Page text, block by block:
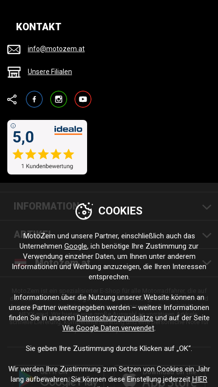
KONTAKT
info@motozem.at
Unsere Filialen
FacebookInstagramYouTube
INFORMATION
ARTIKEL
Motozem.at
der Suche nach hochwertiger Motorradbekleidung, Zubehör, Teilen und
Accessoires von bewährten Marken wie Alpinestars, Revit, SHIMA oder
NEXX sind. Wir bieten eine große Auswahl an vorrätigen Artikeln,
schnelle Lieferung, kompetente Beratung und eine persönliche Note für
jede Fahrt und jeden Stil.
COOKIES
MotoZem und unsere Partner, einschließlich auch das
Unternehmen Google, ich benötige Ihre Zustimmung zur
Verwendung einzelner Daten, um Ihnen unter anderem
Informationen und Werbung anzuzeigen, die Ihren Interessen
entsprechen.
Informationen über die Nutzung unserer Website können an
unsere Partner weitergegeben werden – weitere Informationen
finden Sie in unseren Datenschutzgrundsätze und auf der Seite
Wie Google Daten verwendet.
Sie geben Ihre Zustimmung durchs Klicken auf „OK“.
Wir werden Ihre Zustimmung zum Setzen von Cookies ein Jahr
lang aufbewahren. Sie können diese Einstellung jederzeitHIER